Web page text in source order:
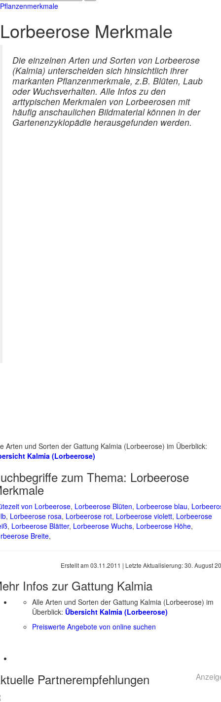
Pflanzenmerkmale
Lorbeerose Merkmale
Die einzelnen Arten und Sorten von Lorbeerose
(Kalmia) unterscheiden sich hinsichtlich ihrer
markanten Pflanzenmerkmale, z.B. Blüten, Laub
oder Wuchsverhalten. Alle Infos zu den
arttypischen Merkmalen von Lorbeerosen mit
häufig anschaulichen Bildmaterial können in der
Gartenenzyklopädie herausgefunden werden.
Arten und Sorten der Gattung Kalmia (Lorbeerose) im Überblick:
Kalmia (Lorbeerose)
zum Thema: Lorbeerose
von Lorbeerose, Lorbeerose Blüten, Lorbeerose blau,
, Lorbeerose rosa, Lorbeerose rot, Lorbeerose violett, Lorbeerose
, Lorbeerose Blätter, Lorbeerose Wuchs, Lorbeerose Höhe,
Breite,
Erstellt am 03.11.2011 | Letzte Aktualisierung:30. August
Infos zur Gattung Kalmia
Alle Arten und Sorten der Gattung Kalmia (Lorbeerose) im
Überblick: Übersicht Kalmia (Lorbeerose)
Preiswerte Angebote von online suchen
Partnerempfehlungen